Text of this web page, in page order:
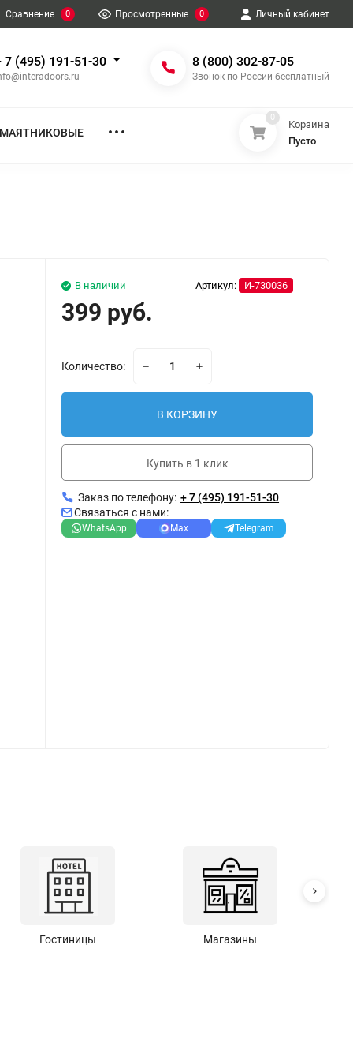
Сравнение 0 Просмотренные 0 Личный кабинет
7 (495) 191-51-30 8 (800) 302-87-05
Звонок по России бесплатный
МАЯТНИКОВЫЕ
0
Корзина
Пусто
Артикул: И-730036
В наличии
399 руб.
Количество:
В КОРЗИНУ
Купить в 1 клик
Заказ по телефону: + 7 (495) 191-51-30
Связаться с нами:
WhatsApp Max Telegram
Гостиницы Магазины